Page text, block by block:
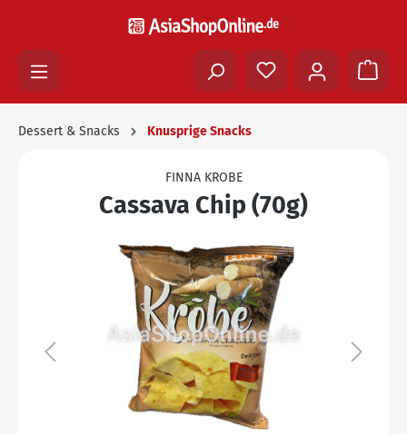
Dessert & Snacks Knusprige Snacks
FINNA KROBE
Cassava Chip (70g)